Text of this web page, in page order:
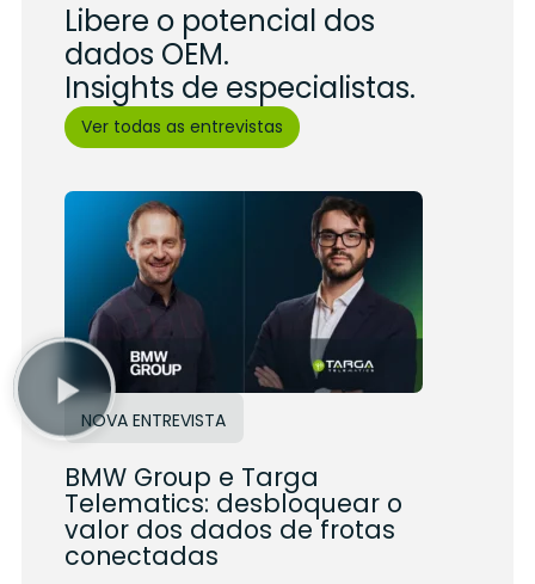
Libere o potencial dos
dados OEM.
Insights de especialistas.
Ver todas as entrevistas
NOVA ENTREVISTA
BMW Group e Targa
Telematics: desbloquear o
valor dos dados de frotas
conectadas